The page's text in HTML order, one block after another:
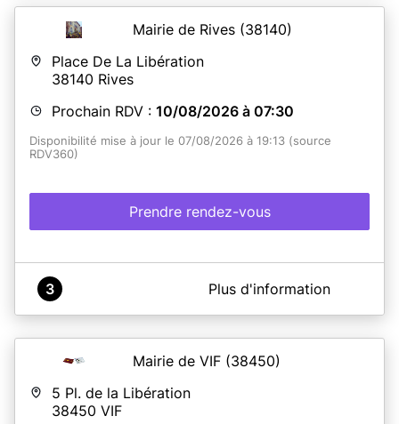
Mairie de Rives (38140)
Place De La Libération
38140 Rives
Prochain RDV : 10/08/2026 à 07:30
Disponibilité mise à jour le 07/08/2026 à 19:13 (source
RDV360)
Prendre rendez-vous
A propos de Mairie de RIVES
de retrait des titres.
Merci de prendre connaissance des informations
transmises sur le mail de confirmation de votre rendez-
vous.
En cas de perte ou de vol de vos documents, merci
d'apporter votre attestation de remise du titre.
3 Plus d'information
Mairie de VIF (38450)
5 Pl. de la Libération
38450 VIF